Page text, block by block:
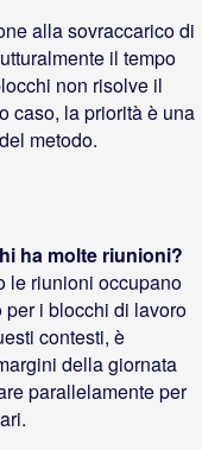
alla sovraccarico di
il tempo
non risolve il
caso, la priorità è una
metodo.
ha molte riunioni?
le riunioni occupano
i blocchi di lavoro
contesti, è
della giornata
parallelamente per